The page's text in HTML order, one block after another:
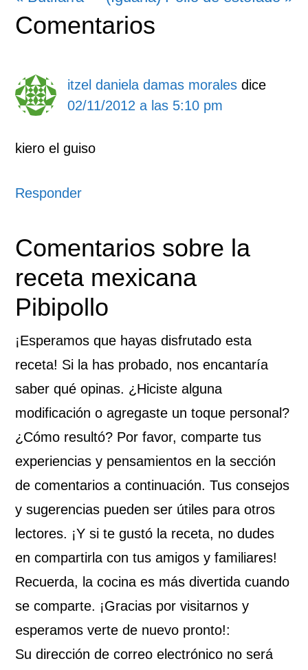
anterior:
entrada:
Interacciones
los
lectores
Comentarios
itzel daniela damas morales dice
02/11/2012 a las 5:10 pm
kiero el guiso
Responder
Comentarios sobre la
receta mexicana
Pibipollo
¡Esperamos que hayas disfrutado esta
receta! Si la has probado, nos encantaría
saber qué opinas. ¿Hiciste alguna
modificación o agregaste un toque personal?
¿Cómo resultó? Por favor, comparte tus
experiencias y pensamientos en la sección
de comentarios a continuación. Tus consejos
y sugerencias pueden ser útiles para otros
lectores. ¡Y si te gustó la receta, no dudes
en compartirla con tus amigos y familiares!
Recuerda, la cocina es más divertida cuando
se comparte. ¡Gracias por visitarnos y
esperamos verte de nuevo pronto!:
Su dirección de correo electrónico no será